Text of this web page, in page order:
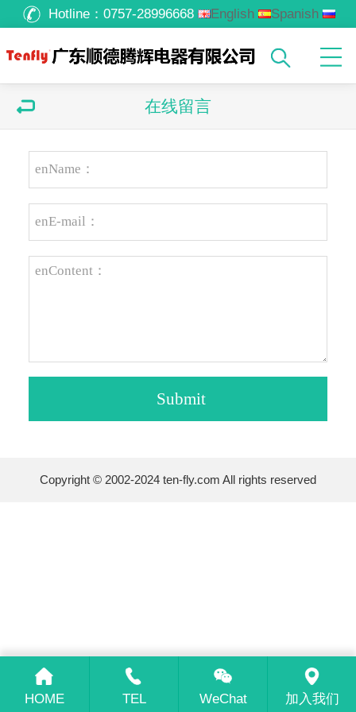
Hotline： 0757-28996668 English
Spanish
在线留言
Copyright © 2002-2024 ten-fly.com All rights reserved
HOME TEL WeChat 加入我们